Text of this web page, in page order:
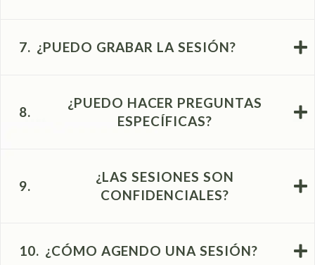
7. ¿PUEDO GRABAR LA SESIÓN?
8.
¿PUEDO HACER PREGUNTAS
ESPECÍFICAS?
9.
¿LAS SESIONES SON
CONFIDENCIALES?
10. ¿CÓMO AGENDO UNA SESIÓN?